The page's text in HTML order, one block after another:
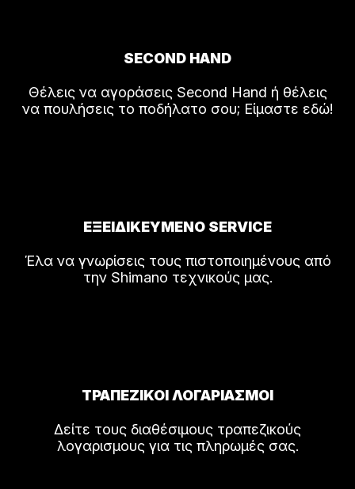
SECOND HAND
Θέλεις να αγοράσεις Second Hand ή θέλεις
να πουλήσεις το ποδήλατο σου; Είμαστε εδώ!
ΕΞΕΙΔΙΚΕΥΜΕΝΟ SERVICE
Έλα να γνωρίσεις τους πιστοποιημένους από
την Shimano τεχνικούς μας.
ΤΡΑΠΕΖΙΚΟΙ ΛΟΓΑΡΙΑΣΜΟΙ
Δείτε τους διαθέσιμους τραπεζικούς
λογαρισμους για τις πληρωμές σας.